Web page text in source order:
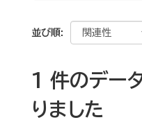
並び順
1 件のデー
りました